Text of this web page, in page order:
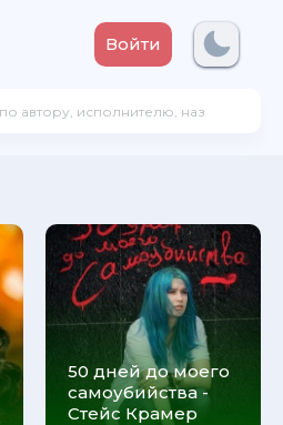
Войти
50 дней до моего
самоубийства -
Стейс Крамер